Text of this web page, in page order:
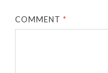
COMMENT*